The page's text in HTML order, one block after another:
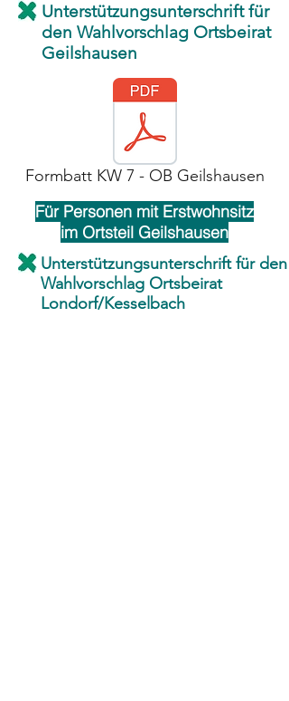
Unterstützungsunterschrift für
den Wahlvorschlag Ortsbeirat
Geilshausen
Formbatt KW 7 - OB Geilshausen
Für Personen mit Erstwohnsitz
im Ortsteil Geilshausen
Unterstützungsunterschrift für den
Wahlvorschlag Ortsbeirat
Londorf/Kesselbach